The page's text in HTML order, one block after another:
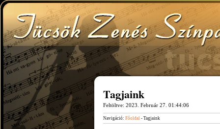
Tagjaink
Feltöltve: 2023. Február 27. 01:44:06
Navigáció: Főoldal - Tagjaink